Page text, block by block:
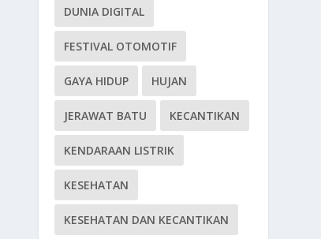
DUNIA DIGITAL
FESTIVAL OTOMOTIF
GAYA HIDUP HUJAN
JERAWAT BATU KECANTIKAN
KENDARAAN LISTRIK
KESEHATAN
KESEHATAN DAN KECANTIKAN